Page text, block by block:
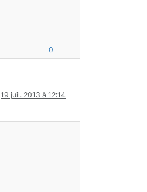
0
19 juil. 2013 à 12:14